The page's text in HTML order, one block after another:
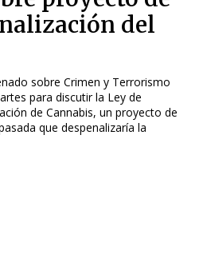
del
sobre Crimen y Terrorismo
para discutir la Ley de
de Cannabis, un proyecto de
que despenalizaría la